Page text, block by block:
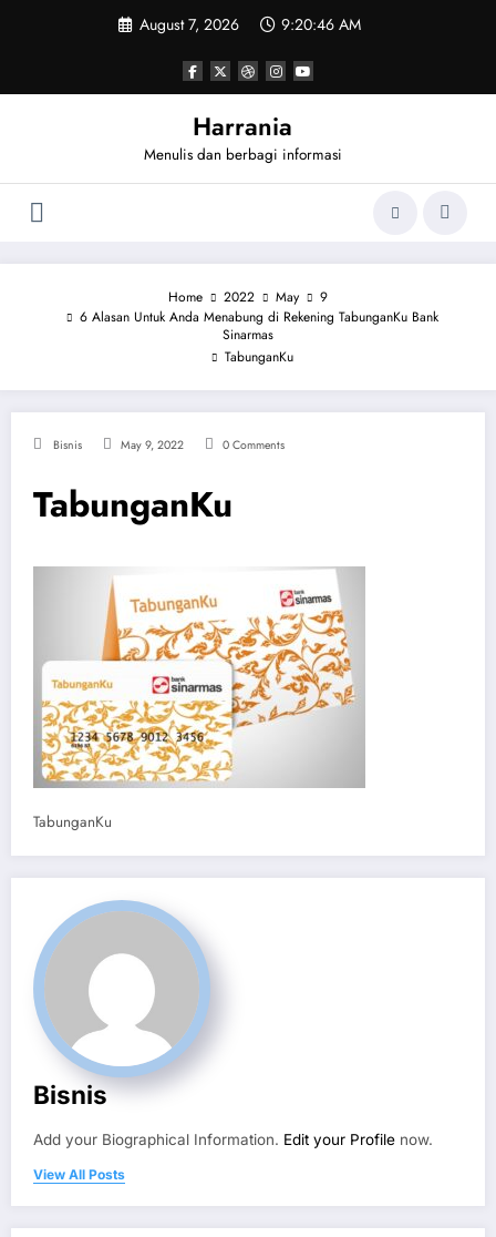
August 7, 2026 9:20:46 AM
Harrania
Menulis dan berbagi informasi
Home 2022 May
9
6 Alasan Untuk Anda Menabung di Rekening TabunganKu Bank
Sinarmas
TabunganKu
Bisnis May 9, 2022 0 Comments
TabunganKu
TabunganKu
Bisnis
Add your Biographical Information. Edit your Profile now.
View All Posts